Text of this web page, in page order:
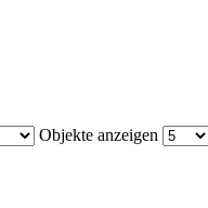
Objekte anzeigen